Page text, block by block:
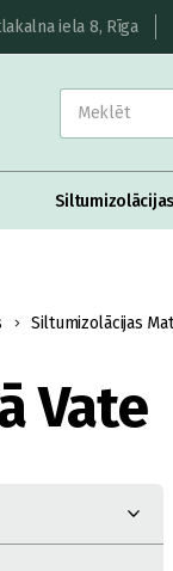
iela 8, Rīga
Siltumizolācijas
Vate